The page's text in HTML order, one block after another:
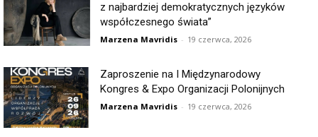
z najbardziej demokratycznych języków
współczesnego świata”
Marzena Mavridis - 19 czerwca, 2026
Zaproszenie na I Międzynarodowy
Kongres & Expo Organizacji Polonijnych
Marzena Mavridis - 19 czerwca, 2026